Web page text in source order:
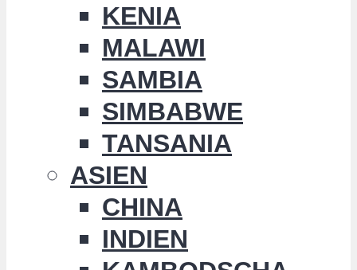
KENIA
MALAWI
SAMBIA
SIMBABWE
TANSANIA
ASIEN
CHINA
INDIEN